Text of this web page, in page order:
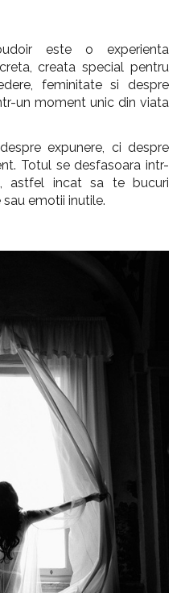
este o experienta
creata special pentru
feminitate si despre
un moment unic din viata
expunere, ci despre
Totul se desfasoara intr-
astfel incat sa te bucuri
emotii inutile.